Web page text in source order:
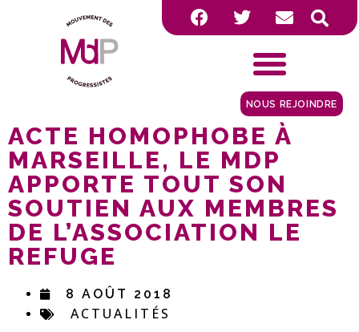
NOUS REJOINDRE
ACTE HOMOPHOBE À
MARSEILLE, LE MDP
APPORTE TOUT SON
SOUTIEN AUX MEMBRES
DE L’ASSOCIATION LE
REFUGE
8 AOÛT 2018
ACTUALITÉS